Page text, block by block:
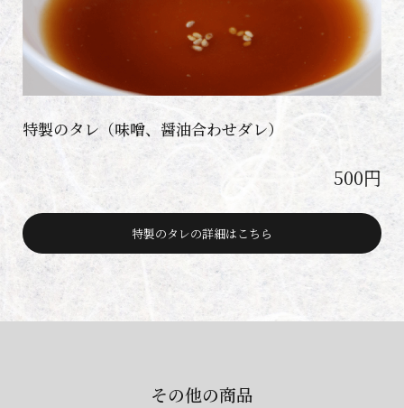
特製のタレ（味噌、醤油合わせダレ）
500円
特製のタレの詳細はこちら
その他の商品